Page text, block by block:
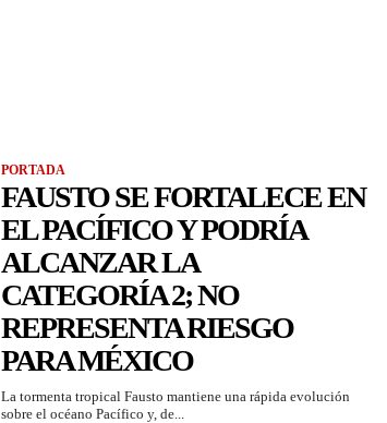
PORTADA
FAUSTO SE FORTALECE EN
EL PACÍFICO Y PODRÍA
ALCANZAR LA
CATEGORÍA 2; NO
REPRESENTA RIESGO
PARA MÉXICO
La tormenta tropical Fausto mantiene una rápida evolución
sobre el océano Pacífico y, de...